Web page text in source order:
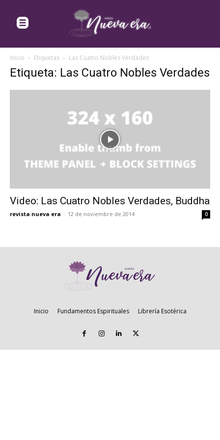
Inicio Etiquetas Las Cuatro Nobles Verdades
Etiqueta: Las Cuatro Nobles Verdades
Video: Las Cuatro Nobles Verdades, Buddha
revista nueva era - 12 de noviembre de 2014 0
Inicio Fundamentos Espirituales Librería Esotérica